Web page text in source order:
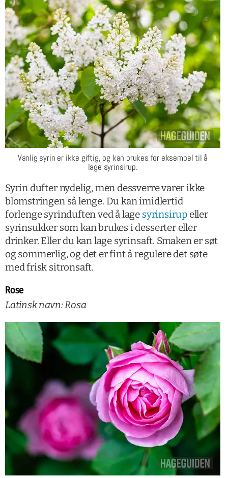
Vanlig syrin er ikke giftig, og kan brukes for eksempel til å
lage syrinsirup.
Syrin dufter nydelig, men dessverre varer ikke
blomstringen så lenge. Du kan imidlertid
forlenge syrinduften ved å lage syrinsirup eller
syrinsukker som kan brukes i desserter eller
drinker. Eller du kan lage syrinsaft. Smaken er søt
og sommerlig, og det er fint å regulere det søte
med frisk sitronsaft.
Rose
Latinsk navn: Rosa